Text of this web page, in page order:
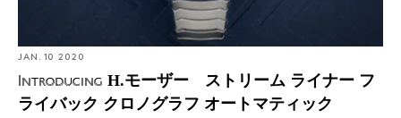
JAN. 10 2020
Introducing H.モーザー ストリーム ライナー フ
ライバック クロノグラフ オートマティック